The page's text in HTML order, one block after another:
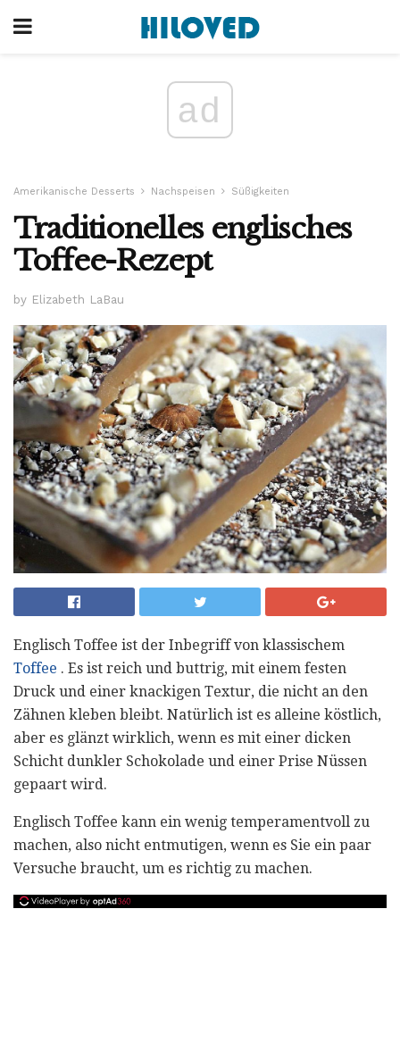
ad
Amerikanische Desserts Nachspeisen Süßigkeiten
Traditionelles englisches
Toffee-Rezept
by Elizabeth LaBau
Englisch Toffee ist der Inbegriff von klassischem
Toffee . Es ist reich und buttrig, mit einem festen
Druck und einer knackigen Textur, die nicht an den
Zähnen kleben bleibt. Natürlich ist es alleine köstlich,
aber es glänzt wirklich, wenn es mit einer dicken
Schicht dunkler Schokolade und einer Prise Nüssen
gepaart wird.
Englisch Toffee kann ein wenig temperamentvoll zu
machen, also nicht entmutigen, wenn es Sie ein paar
Versuche braucht, um es richtig zu machen.